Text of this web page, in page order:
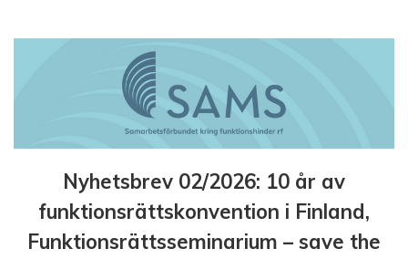
Nyhetsbrev 02/2026: 10 år av
funktionsrättskonvention i Finland,
Funktionsrättsseminarium – save the